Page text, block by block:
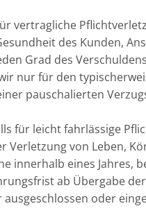
vertragliche
des Kunden,
Grad des
nur für den
pauschalierten
für leicht fahrlässige
Verletzung von Leben,
innerhalb eines Jahres,
ab Übergabe der
oder